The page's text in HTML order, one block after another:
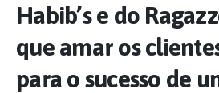
Habib’s e do
que amar os
para o sucesso de